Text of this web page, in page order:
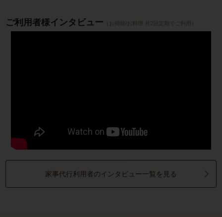
ご利用者様インタビュー （お掃除/お料理 月2回定期でご利用）
家事代行利用者のインタビュー一覧を見る